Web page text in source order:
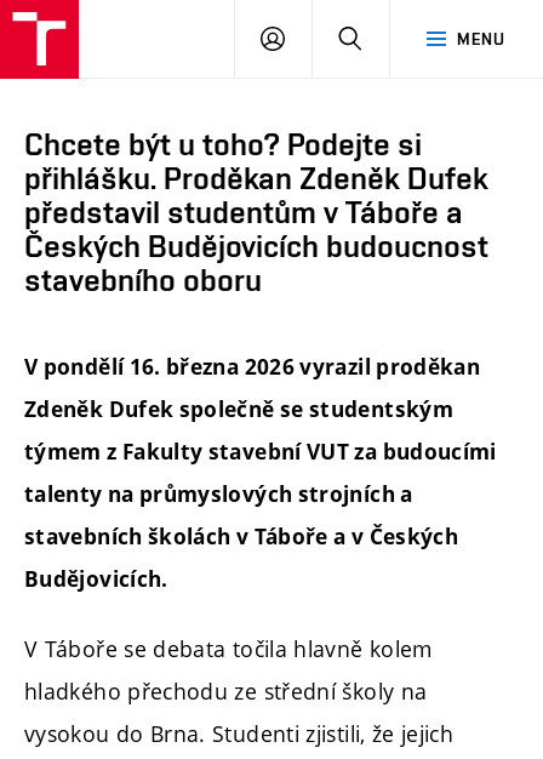
Brno
MENU
PŘIHLÁSIT
Chcete být u toho? Podejte si
přihlášku. Proděkan Zdeněk Dufek
představil studentům v Táboře a
Českých Budějovicích budoucnost
stavebního oboru
V pondělí 16. března 2026 vyrazil proděkan
Zdeněk Dufek společně se studentským
týmem z Fakulty stavební VUT za budoucími
talenty na průmyslových strojních a
stavebních školách v Táboře a v Českých
Budějovicích.
V Táboře se debata točila hlavně kolem
hladkého přechodu ze střední školy na
vysokou do Brna. Studenti zjistili, že jejich